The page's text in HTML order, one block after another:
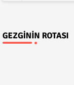
GEZGININ ROTASI